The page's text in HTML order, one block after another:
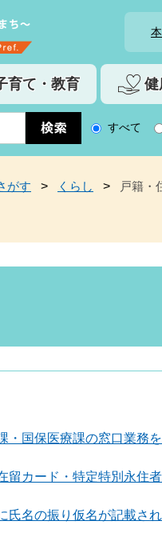
育て・教育 健
すべて
がす > くらし > 戸籍・
・国保医療課の窓口業務
留カード・特定特別永住
氏名の振り仮名が記載さ